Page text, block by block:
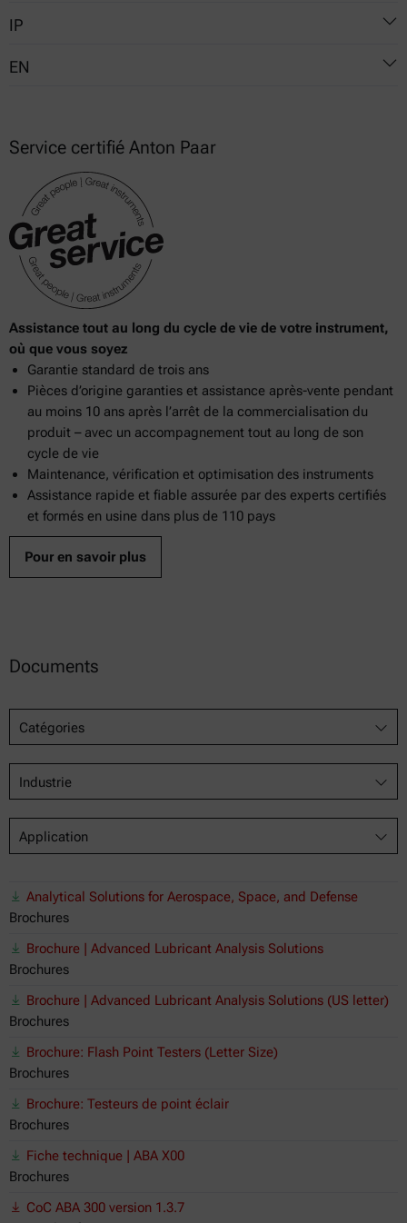
1516
1523
IP
170
492
EN
Service certifié Anton Paar
Assistance tout au long du cycle de vie de votre instrument,
où que vous soyez
Garantie standard de trois ans
Pièces d’origine garanties et assistance après-vente pendant
au moins 10 ans après l’arrêt de la commercialisation du
produit – avec un accompagnement tout au long de son
cycle de vie
Maintenance, vérification et optimisation des instruments
Assistance rapide et fiable assurée par des experts certifiés
et formés en usine dans plus de 110 pays
Pour en savoir plus
Documents
Catégories
Industrie
Application
Analytical Solutions for Aerospace, Space, and Defense
Brochures
Brochure | Advanced Lubricant Analysis Solutions
Brochures
Brochure | Advanced Lubricant Analysis Solutions (US letter)
Brochures
Brochure: Flash Point Testers (Letter Size)
Brochures
Brochure: Testeurs de point éclair
Brochures
Fiche technique | ABA X00
Brochures
CoC ABA 300 version 1.3.7